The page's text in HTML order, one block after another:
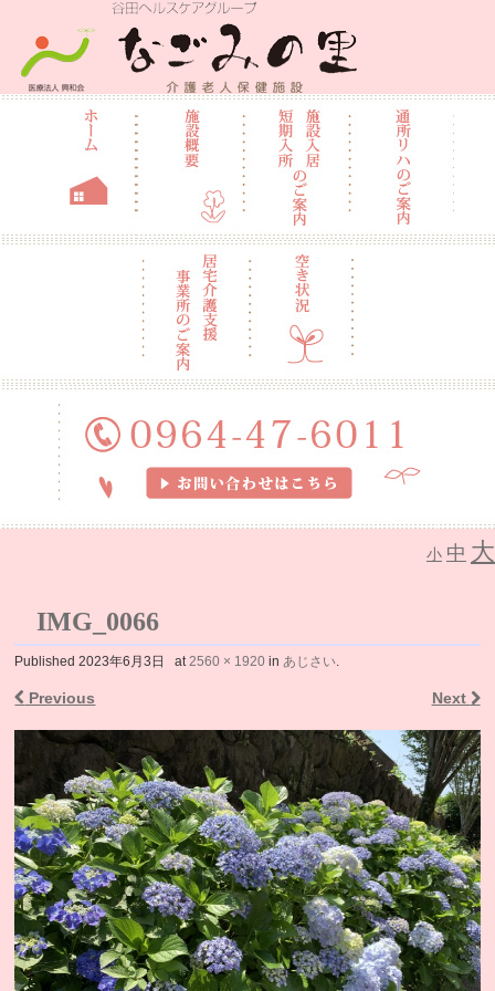
介護老人保健施設 なごみの里
小 中 大
IMG_0066
Published2023年6月3日 at2560 × 1920 inあじさい.
Previous Next